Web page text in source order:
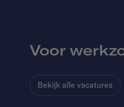
Voor
Bekijk alle vacatures